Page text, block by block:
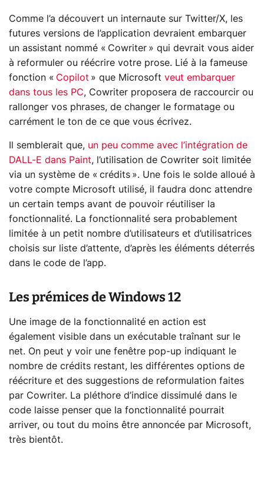
Comme l’a découvert un internaute sur Twitter/X, les
futures versions de l’application devraient embarquer
un assistant nommé « Cowriter » qui devrait vous aider
à reformuler ou réécrire votre prose. Lié à la fameuse
fonction « Copilot » que Microsoft veut embarquer
dans tous les PC, Cowriter proposera de raccourcir ou
rallonger vos phrases, de changer le formatage ou
carrément le ton de ce que vous écrivez.
Il semblerait que, un peu comme avec l’intégration de
DALL-E dans Paint, l’utilisation de Cowriter soit limitée
via un système de « crédits ». Une fois le solde alloué à
votre compte Microsoft utilisé, il faudra donc attendre
un certain temps avant de pouvoir réutiliser la
fonctionnalité. La fonctionnalité sera probablement
limitée à un petit nombre d’utilisateurs et d’utilisatrices
choisis sur liste d’attente, d’après les éléments déterrés
dans le code de l’app.
Les prémices de Windows 12
Une image de la fonctionnalité en action est
également visible dans un exécutable traînant sur le
net. On peut y voir une fenêtre pop-up indiquant le
nombre de crédits restant, les différentes options de
réécriture et des suggestions de reformulation faites
par Cowriter. La pléthore d’indice dissimulé dans le
code laisse penser que la fonctionnalité pourrait
arriver, ou tout du moins être annoncée par Microsoft,
très bientôt.